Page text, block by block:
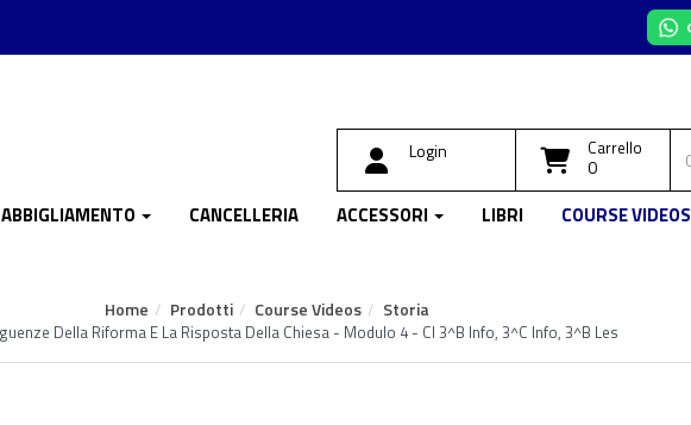
Login Carrello
0
ABBIGLIAMENTO CANCELLERIA ACCESSORI LIBRI COURSE VIDEOS
Home Prodotti Course Videos Storia
Della Riforma E La Risposta Della Chiesa - Modulo 4 - Cl 3^B Info, 3^C Info, 3^B Les